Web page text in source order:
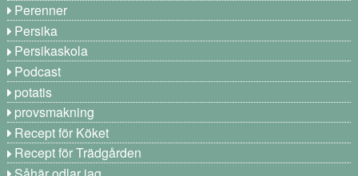
Perenner
Persika
Persikaskola
Podcast
potatis
provsmakning
Recept för Köket
Recept för Trädgården